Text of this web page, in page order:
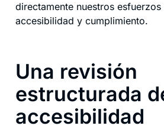
directamente nuestros
accesibilidad y cumplimiento.
Una revisión
estructurada
accesibilidad